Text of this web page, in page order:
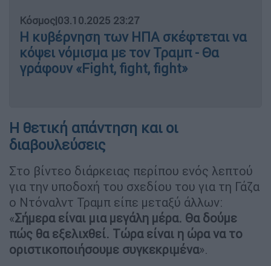
Κόσμος|03.10.2025 23:27
Η κυβέρνηση των ΗΠΑ σκέφτεται να
κόψει νόμισμα με τον Τραμπ - Θα
γράφουν «Fight, fight, fight»
Η θετική απάντηση και οι
διαβουλεύσεις
Στο βίντεο διάρκειας περίπου ενός λεπτού
για την υποδοχή του σχεδίου του για τη Γάζα
ο Ντόναλντ Τραμπ είπε μεταξύ άλλων:
«Σήμερα είναι μια μεγάλη μέρα. Θα δούμε
πώς θα εξελιχθεί. Τώρα είναι η ώρα να το
οριστικοποιήσουμε συγκεκριμένα».